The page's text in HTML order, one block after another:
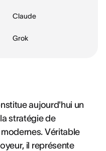
Claude
Grok
aujourd'hui un
stratégie de
Véritable
il représente